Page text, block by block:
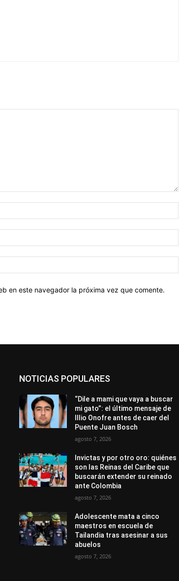
en este navegador la próxima vez que comente.
NOTICIAS POPULARES
“Dile a mami que vaya a buscar
mi gato”: el último mensaje de
Illio Onofre antes de caer del
Puente Juan Bosch
agosto 7, 2026
Invictas y por otro oro: quiénes
son las Reinas del Caribe que
buscarán extender su reinado
ante Colombia
agosto 7, 2026
Adolescente mata a cinco
maestros en escuela de
Tailandia tras asesinar a sus
abuelos
agosto 7, 2026